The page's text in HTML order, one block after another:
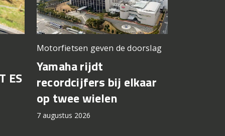
ES
Motorfietsen geven de doorslag
Yamaha rijdt
recordcijfers bij elkaar
op twee wielen
7 augustus 2026